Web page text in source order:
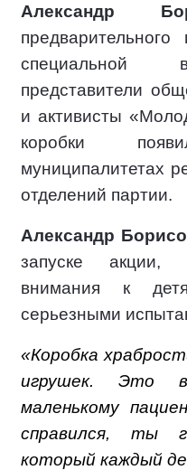
Александр
предварительного
специальной
представители
и активисты
коробки
муниципалитетах
отделений партии.
Александр
запуске акции,
внимания к
серьезными
«Коробка
игрушек. Это
маленькому
справился, ты
который каждый